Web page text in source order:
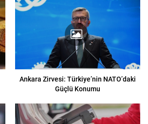
Ankara Zirvesi: Türkiye’nin NATO’daki
Güçlü Konumu